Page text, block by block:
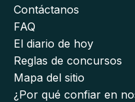
Contáctanos
FAQ
El diario de hoy
Reglas de concursos
Mapa del sitio
¿Por qué confiar en